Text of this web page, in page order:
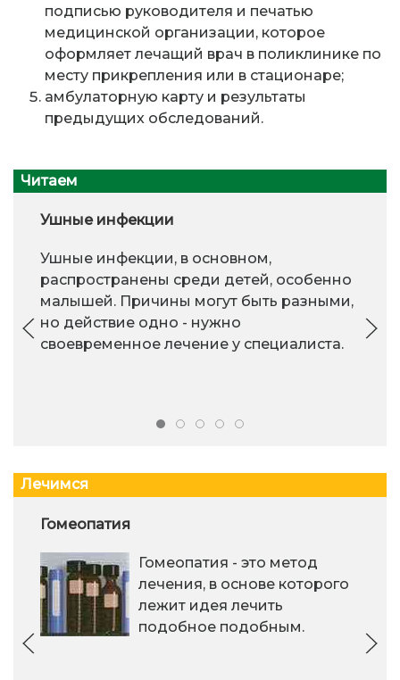
подписью руководителя и печатью
медицинской организации, которое
оформляет лечащий врач в поликлинике по
месту прикрепления или в стационаре;
амбулаторную карту и результаты
предыдущих обследований.
Читаем
Ушные инфекции
Ушные инфекции, в основном,
распространены среди детей, особенно
малышей. Причины могут быть разными,
но действие одно - нужно
своевременное лечение у специалиста.
Лечимся
Гомеопатия
Гомеопатия - это метод
лечения, в основе которого
лежит идея ле­чить
подобное подобным.